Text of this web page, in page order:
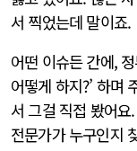
서 찍었는데 말이죠.
어떤 이슈든 간에,
어떻게 하지?’ 하며
서 그걸 직접 봤어
전문가가 누구인지